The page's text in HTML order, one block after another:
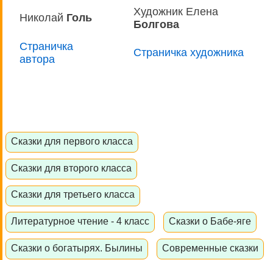
Николай Голь
Художник Елена
Болгова
Страничка
автора
Страничка художника
Сказки для первого класса
Сказки для второго класса
Сказки для третьего класса
Литературное чтение - 4 класс Сказки о Бабе-яге
Сказки о богатырях. Былины Современные сказки